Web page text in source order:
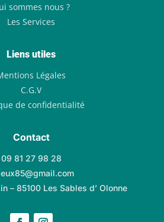
sommes nous ?
Les Services
Liens utiles
Légales
C.G.V
de confidentialité
Contact
09 81 27 98 28
– 85100 Les Sables d’ Olonne